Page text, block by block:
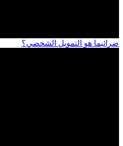
ضرائبما هو التمويل الشخصي؟